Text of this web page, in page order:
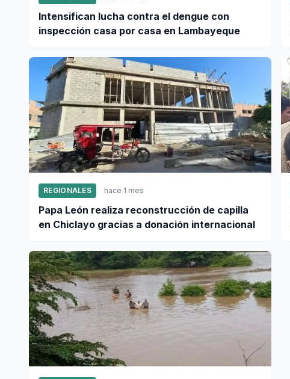
Intensifican lucha contra el dengue con
inspección casa por casa en Lambayeque
REGIONALES hace 1 mes
Papa León realiza reconstrucción de capilla
en Chiclayo gracias a donación internacional